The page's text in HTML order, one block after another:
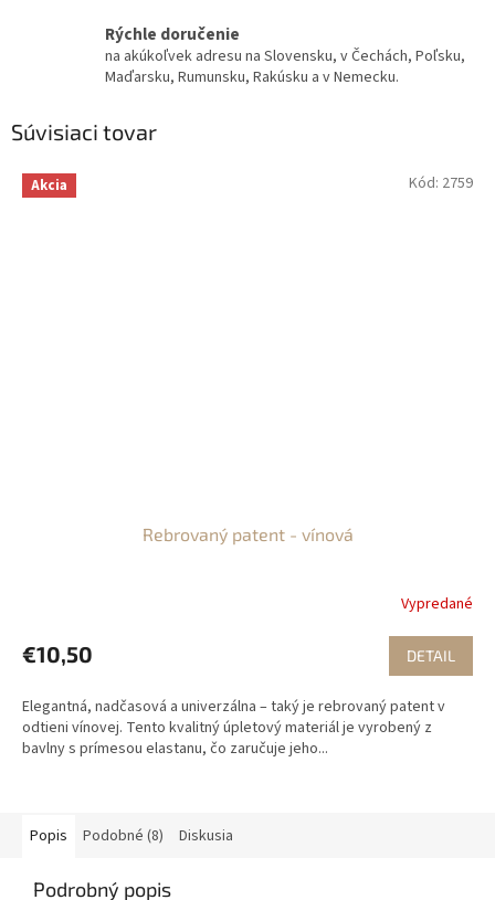
Rýchle doručenie
na akúkoľvek adresu na Slovensku, v Čechách, Poľsku,
Maďarsku, Rumunsku, Rakúsku a v Nemecku.
Súvisiaci tovar
Akcia
Rebrovaný patent - vínová
Vypredané
€10,50 DETAIL
Elegantná, nadčasová a univerzálna – taký je rebrovaný patent v
odtieni vínovej. Tento kvalitný úpletový materiál je vyrobený z
bavlny s prímesou elastanu, čo zaručuje jeho...
Kód: 2759
Popis Podobné (8) Diskusia
Podrobný popis